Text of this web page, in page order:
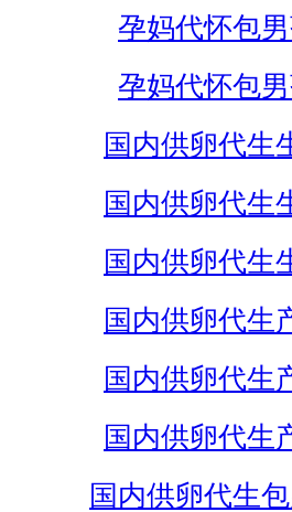
孕妈代怀包
孕妈代怀包
国内供卵代生
国内供卵代生
国内供卵代生
国内供卵代生
国内供卵代生
国内供卵代生
国内供卵代生